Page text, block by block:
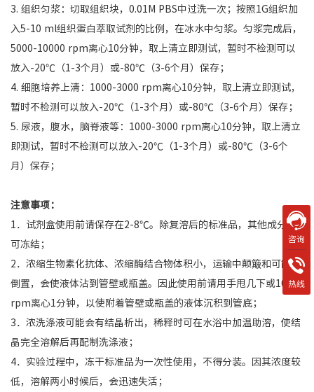
3. 组织匀浆：切取组织块，0.01M PBS中过洗一次；按照1G组织加
入5-10 ml组织蛋白萃取试剂的比例，在冰水中匀浆。匀浆完成后，
5000-10000 rpm离心10分钟，取上清立即测试，暂时不检测可以
放入-20℃（1-3个月）或-80℃（3-6个月）保存；
4. 细胞培养上清：1000-3000 rpm离心10分钟，取上清立即测试，
暂时不检测可以放入-20℃（1-3个月）或-80℃（3-6个月）保存；
5. 尿液，腹水，脑脊液等：1000-3000 rpm离心10分钟，取上清立
即测试，暂时不检测可以放入-20℃（1-3个月）或-80℃（3-6个
月）保存；
注意事项：
1．试剂盒使用前请保存在2-8℃。除复溶后的标准品，其他成分不
可冻结；
2．浓缩生物素化抗体、浓缩酶结合物体积小，运输中颠簸和可能的
倒置，会使液体沾到管壁或瓶盖。因此使用前请用手甩几下或1000
rpm离心1分钟，以使附着管壁或瓶盖的液体沉积到管底；
3．浓洗涤液可能会有结晶析出，稀释时可在水浴中加温助溶，使结
晶完全溶解后再配制洗涤液；
4．实验过程中，冻干标准品为一次性使用，不得分装。因其浓度较
低，溶解两小时候后，会迅速失活；
咨询
热线